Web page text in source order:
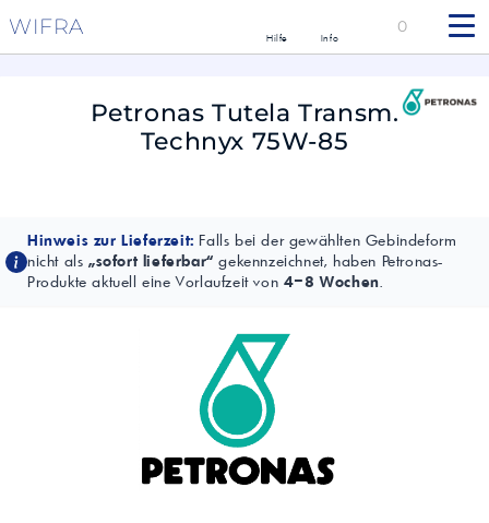
WIFRA Hilfe Info
0
Petronas Tutela Transm.
Technyx 75W-85
Hinweis zur Lieferzeit: Falls bei der gewählten Gebindeform
nicht als „sofort lieferbar“ gekennzeichnet, haben Petronas-
Produkte aktuell eine Vorlaufzeit von 4–8 Wochen.